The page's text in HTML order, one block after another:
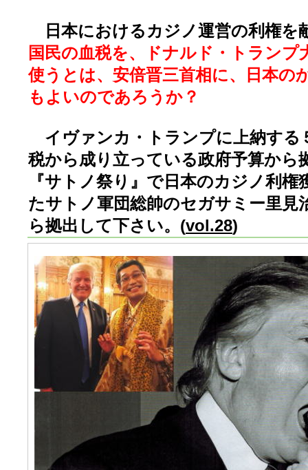
日本におけるカジノ運営の利権を
国民の血税を、ドナルド・トランプ
使うとは、安倍晋三首相に、日本の
もよいのであろうか？
イヴァンカ・トランプに上納する
税から成り立っている政府予算から
『サトノ祭り』で日本のカジノ利
たサトノ軍団総帥のセガサミー里見
ら拠出して下さい。(vol.28)